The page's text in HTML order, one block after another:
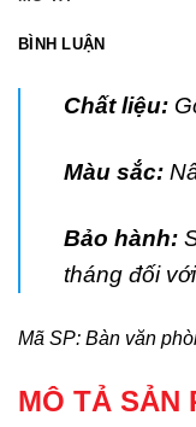
BÌNH LUẬN
Chất liệu:
Màu sắc:
Bảo hành:
tháng đối
Mã SP: Bàn văn
MÔ TẢ SẢN